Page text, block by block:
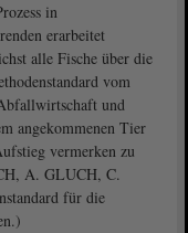
in
erarbeitet
alle Fische über die
vom
und
angekommenen Tier
vermerken zu
A. GLUCH, C.
für die